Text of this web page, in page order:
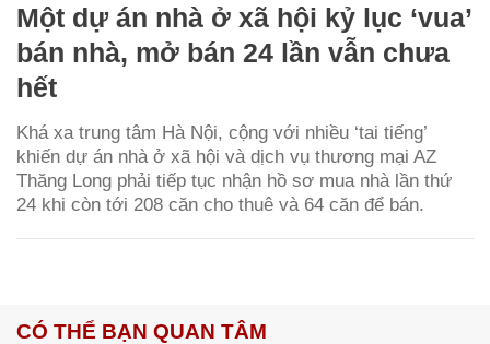
Một dự án nhà ở xã hội kỷ lục ‘vua’
bán nhà, mở bán 24 lần vẫn chưa
hết
Khá xa trung tâm Hà Nội, cộng với nhiều ‘tai tiếng’
khiến dự án nhà ở xã hội và dịch vụ thương mại AZ
Thăng Long phải tiếp tục nhận hồ sơ mua nhà lần thứ
24 khi còn tới 208 căn cho thuê và 64 căn để bán.
CÓ THỂ BẠN QUAN TÂM